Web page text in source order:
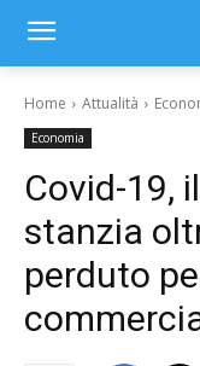
Home Attualità
Economia
Covid-19,
stanzia
perduto